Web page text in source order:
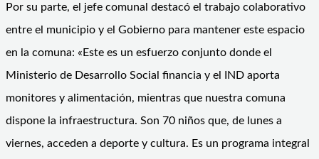
Por su parte, el jefe comunal destacó el trabajo colaborativo
entre el municipio y el Gobierno para mantener este espacio
en la comuna: «Este es un esfuerzo conjunto donde el
Ministerio de Desarrollo Social financia y el IND aporta
monitores y alimentación, mientras que nuestra comuna
dispone la infraestructura. Son 70 niños que, de lunes a
viernes, acceden a deporte y cultura. Es un programa integral